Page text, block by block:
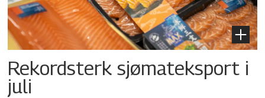
Rekordsterk sjømateksport i
juli